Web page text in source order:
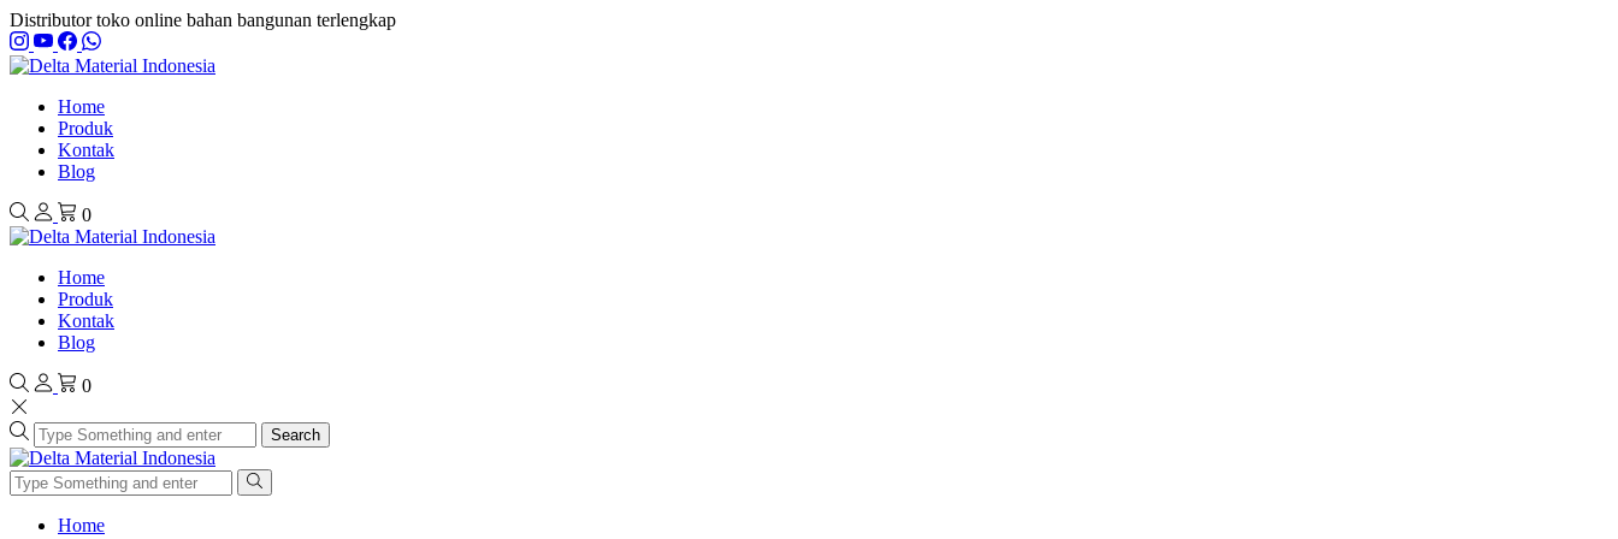
Distributor toko online bahan bangunan terlengkap
Home
Produk
Kontak
Blog
0
Home
Produk
Kontak
Blog
0
Search
Home